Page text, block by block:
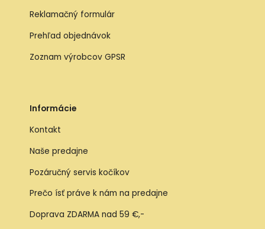
Reklamačný formulár
Prehľad objednávok
Zoznam výrobcov GPSR
Informácie
Kontakt
Naše predajne
Pozáručný servis kočíkov
Prečo ísť práve k nám na predajne
Doprava ZDARMA nad 59 €,-